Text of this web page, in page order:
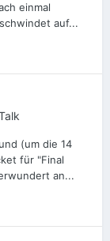
einmal
auf...
(um die 14
für "Final
an...